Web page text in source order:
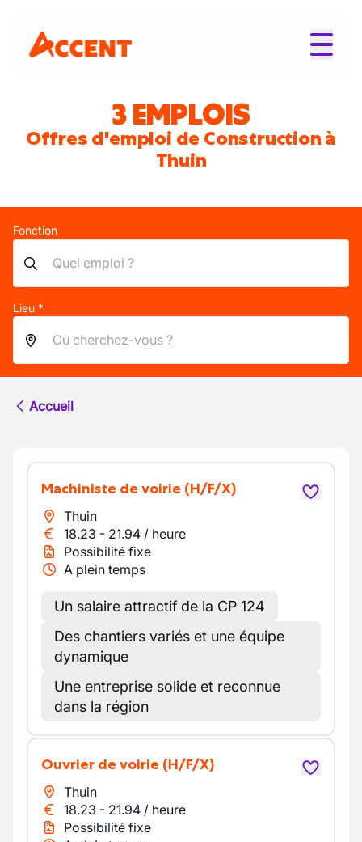
3 EMPLOIS
Offres d'emploi de Construction à
Thuin
Fonction
Lieu *
Accueil
Machiniste de voirie (H/F/X)
Thuin
18.23 - 21.94 / heure
Possibilité fixe
A plein temps
Un salaire attractif de la CP 124
Des chantiers variés et une équipe
dynamique
Une entreprise solide et reconnue
dans la région
Ouvrier de voirie (H/F/X)
Thuin
18.23 - 21.94 / heure
Possibilité fixe